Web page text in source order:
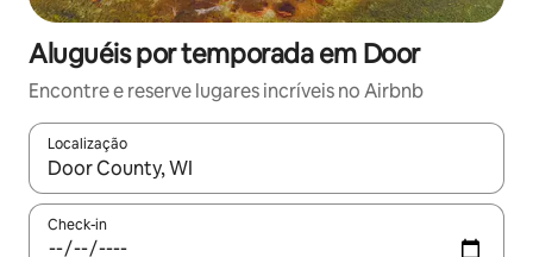
Aluguéis por temporada em Door
Encontre e reserve lugares incríveis no Airbnb
Localização
Quando os resultados estiverem disponíveis, explore-os
Check-in